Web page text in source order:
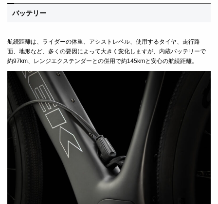
バッテリー
航続距離は、ライダーの体重、アシストレベル、使用するタイヤ、走行路
面、地形など、多くの要因によって大きく変化しますが、内蔵バッテリーで
約97km、レンジエクステンダーとの併用で約145kmと安心の航続距離。